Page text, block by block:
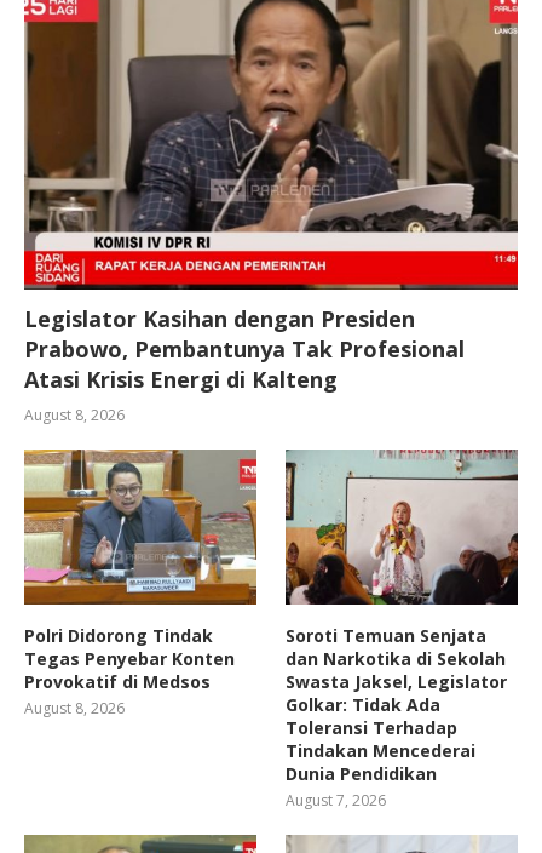
Legislator Kasihan dengan Presiden
Prabowo, Pembantunya Tak Profesional
Atasi Krisis Energi di Kalteng
August 8, 2026
Polri Didorong Tindak
Tegas Penyebar Konten
Provokatif di Medsos
August 8, 2026
Soroti Temuan Senjata
dan Narkotika di Sekolah
Swasta Jaksel, Legislator
Golkar: Tidak Ada
Toleransi Terhadap
Tindakan Mencederai
Dunia Pendidikan
August 7, 2026